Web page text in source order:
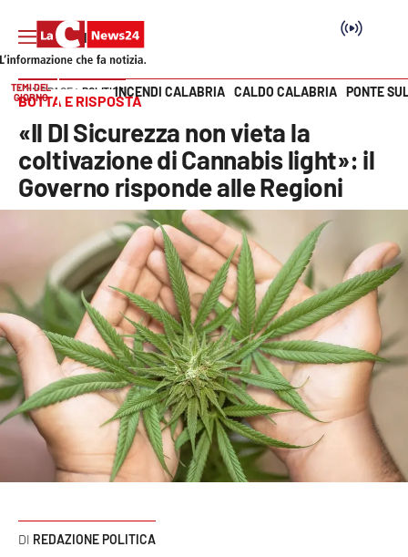
SEZIONI
Cronaca
Attualità
Economia e lavoro
Italia Mondo
Sanità
Sport
Vai
TEMI DEL
GIORNO
INCENDI CALABRIA CALDO CALABRIA PONTE
HOME PAGE POLITICA
BOTTA E RISPOSTA
«Il Dl Sicurezza non vieta la
coltivazione di Cannabis light»: il
Governo risponde alle Regioni
REDAZIONE POLITICA